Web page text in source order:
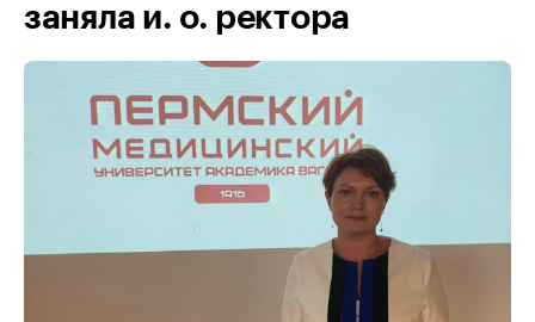
заняла и. о. ректора